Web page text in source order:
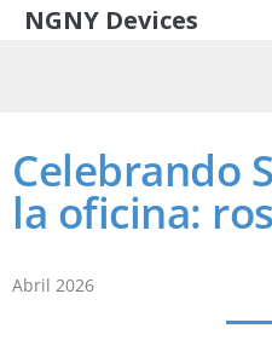
NGNY Devices
Celebrando
la oficina:
Abril 2026